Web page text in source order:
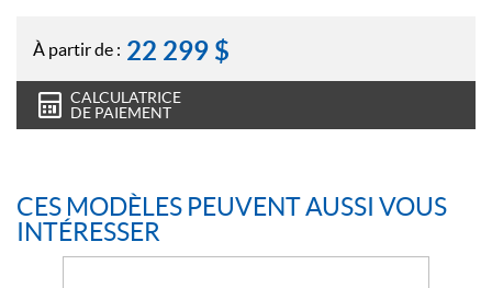
À partir de : 22 299 $
CALCULATRICE
DE PAIEMENT
CES MODÈLES PEUVENT AUSSI VOUS
INTÉRESSER